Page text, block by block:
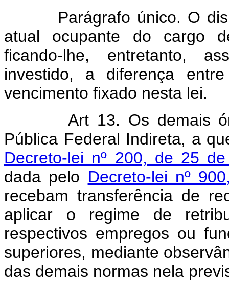
Parágrafo único. O
atual ocupante do cargo
ficando-lhe, entretanto,
investido, a diferença
vencimento fixado nesta lei.
Art 13. Os demais
Pública Federal Indireta, a
Decreto-lei nº 200, de 25
dada pelo Decreto-lei nº
recebam transferência de
aplicar o regime de
respectivos empregos ou
superiores, mediante
das demais normas nela